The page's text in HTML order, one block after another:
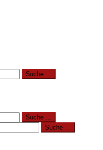
Suche …
Suche …
Suche …